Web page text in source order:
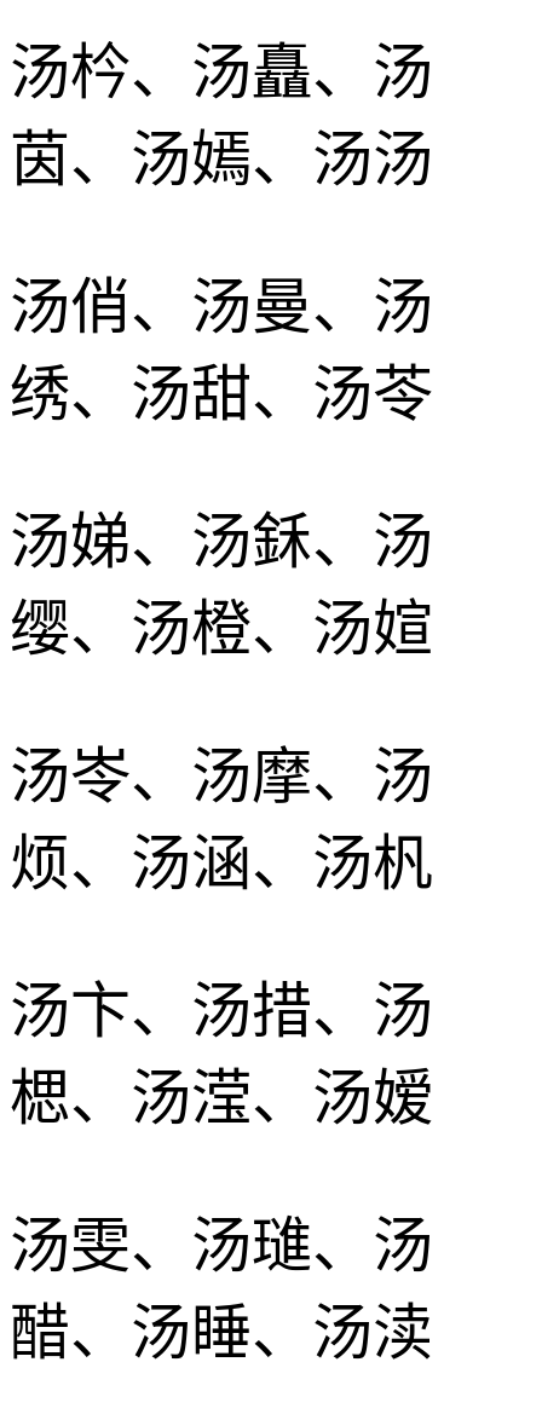
汤枔、汤矗、汤
茵、汤嫣、汤汤
汤俏、汤曼、汤
绣、汤甜、汤苓
汤娣、汤鉌、汤
缨、汤橙、汤媗
汤岺、汤摩、汤
烦、汤涵、汤杋
汤卞、汤措、汤
楒、汤滢、汤嫒
汤雯、汤璡、汤
醋、汤睡、汤渎